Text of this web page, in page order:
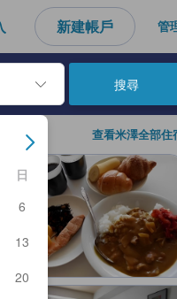
新建帳戶 管
期後，將選擇入住日期。
日
6
13
20
搜尋
查看米澤全部住